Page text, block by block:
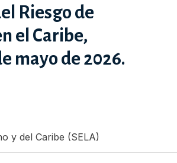
Riesgo de
el Caribe,
mayo de 2026.
y del Caribe (SELA)